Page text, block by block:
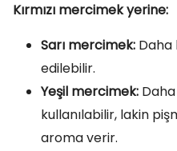
Kırmızı mercimek yerine:
Sarı mercimek: Daha
edilebilir.
Yeşil mercimek:
kullanılabilir, lakin
aroma verir.